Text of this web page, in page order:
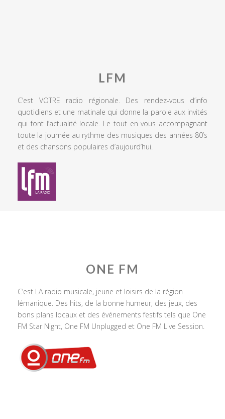
LFM
C’est VOTRE radio régionale. Des rendez-vous d’info
quotidiens et une matinale qui donne la parole aux invités
qui font l’actualité locale. Le tout en vous accompagnant
toute la journée au rythme des musiques des années 80’s
et des chansons populaires d’aujourd’hui.
ONE FM
C’est LA radio musicale, jeune et loisirs de la région
lémanique. Des hits, de la bonne humeur, des jeux, des
bons plans locaux et des événements festifs tels que One
FM Star Night, One FM Unplugged et One FM Live Session.